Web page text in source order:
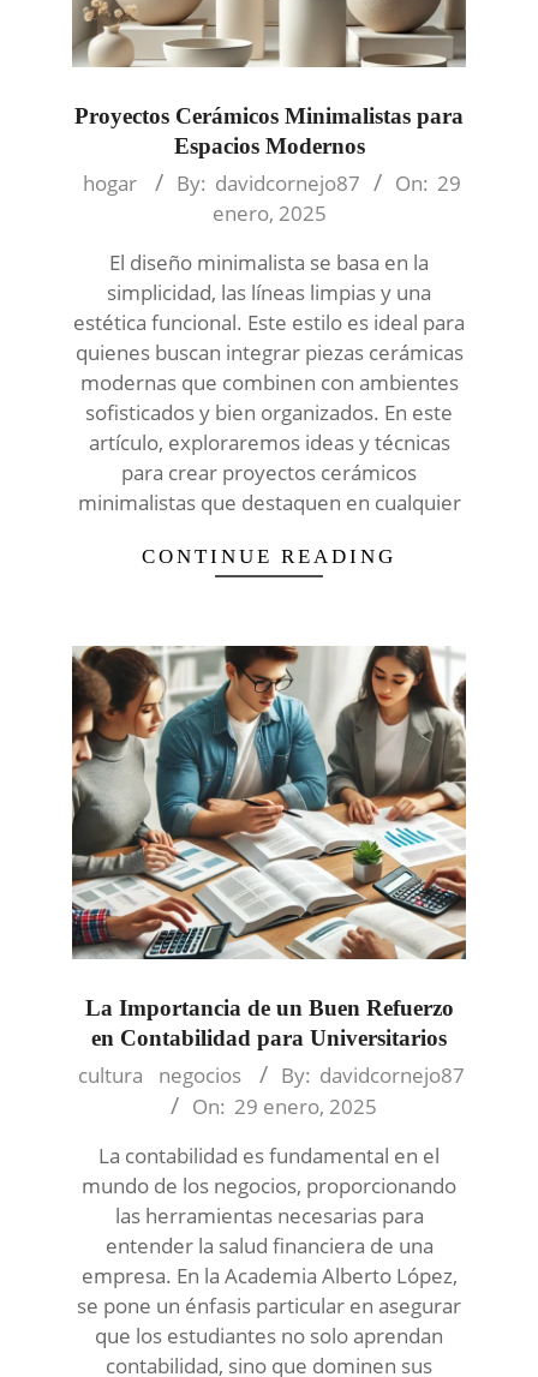
Proyectos Cerámicos Minimalistas para
Espacios Modernos
2025-
hogar By: davidcornejo87 On: 29
enero, 2025
El diseño minimalista se basa en la
simplicidad, las líneas limpias y una
estética funcional. Este estilo es ideal para
quienes buscan integrar piezas cerámicas
modernas que combinen con ambientes
sofisticados y bien organizados. En este
artículo, exploraremos ideas y técnicas
para crear proyectos cerámicos
minimalistas que destaquen en cualquier
CONTINUE READING
La Importancia de un Buen Refuerzo
en Contabilidad para Universitarios
2025-
cultura negocios By: davidcornejo87
On: 29 enero, 2025
La contabilidad es fundamental en el
mundo de los negocios, proporcionando
las herramientas necesarias para
entender la salud financiera de una
empresa. En la Academia Alberto López,
se pone un énfasis particular en asegurar
que los estudiantes no solo aprendan
contabilidad, sino que dominen sus